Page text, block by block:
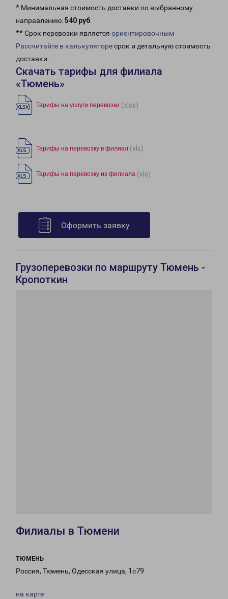
* Минимальная стоимость доставки по выбранному
направлению: 540 руб.
** Срок перевозки является ориентировочным
Рассчитайте в калькуляторесрок и детальную стоимость
доставки.
Скачать тарифы для филиала
«Тюмень»
Тарифы на услуги перевозки (xlsx)
Тарифы на перевозку в филиал (xls)
Тарифы на перевозку из филиала (xls)
Оформить заявку
Грузоперевозки по маршруту Тюмень -
Кропоткин
Филиалы в Тюмени
ТЮМЕНЬ
Россия, Тюмень, Одесская улица, 1с79
на карте